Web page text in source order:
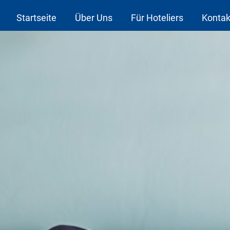
Startseite Über Uns Für Hoteliers